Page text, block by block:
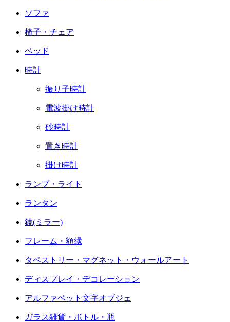
ソファ
椅子・チェア
ベッド
時計
振り子時計
電波掛け時計
砂時計
置き時計
掛け時計
ランプ・ライト
ランタン
鏡(ミラー)
フレーム・額縁
タペストリー・マグネット・ウォールアート
ディスプレイ・デコレーション
アルファベット文字オブジェ
ガラス雑貨・ボトル・瓶